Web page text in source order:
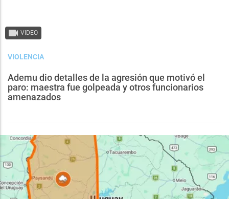
VIDEO
VIOLENCIA
Ademu dio detalles de la agresión que motivó el
paro: maestra fue golpeada y otros funcionarios
amenazados